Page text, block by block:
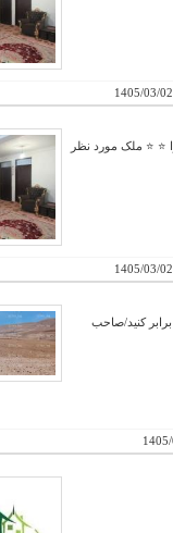
1405/03/02
⭐ ⭐ ملک مورد نظر
1405/03/02
کنید/صاحب